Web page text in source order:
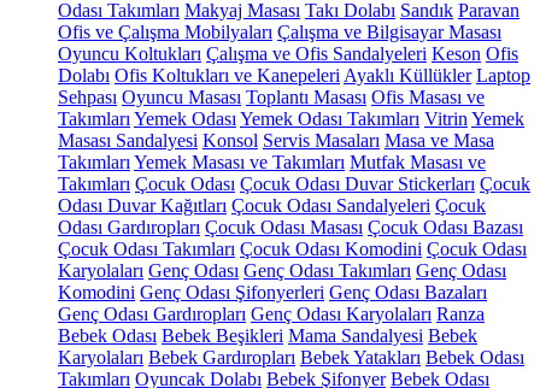
Odası Takımları Makyaj Masası Takı Dolabı Sandık Paravan
Ofis ve Çalışma Mobilyaları Çalışma ve Bilgisayar Masası
Oyuncu Koltukları Çalışma ve Ofis Sandalyeleri Keson Ofis
Dolabı Ofis Koltukları ve Kanepeleri Ayaklı Küllükler Laptop
Sehpası Oyuncu Masası Toplantı Masası Ofis Masası ve
Takımları Yemek Odası Yemek Odası Takımları Vitrin Yemek
Masası Sandalyesi Konsol Servis Masaları Masa ve Masa
Takımları Yemek Masası ve Takımları Mutfak Masası ve
Takımları Çocuk Odası Çocuk Odası Duvar Stickerları Çocuk
Odası Duvar Kağıtları Çocuk Odası Sandalyeleri Çocuk
Odası Gardıropları Çocuk Odası Masası Çocuk Odası Bazası
Çocuk Odası Takımları Çocuk Odası Komodini Çocuk Odası
Karyolaları Genç Odası Genç Odası Takımları Genç Odası
Komodini Genç Odası Şifonyerleri Genç Odası Bazaları
Genç Odası Gardıropları Genç Odası Karyolaları Ranza
Bebek Odası Bebek Beşikleri Mama Sandalyesi Bebek
Karyolaları Bebek Gardıropları Bebek Yatakları Bebek Odası
Takımları Oyuncak Dolabı Bebek Şifonyer Bebek Odası